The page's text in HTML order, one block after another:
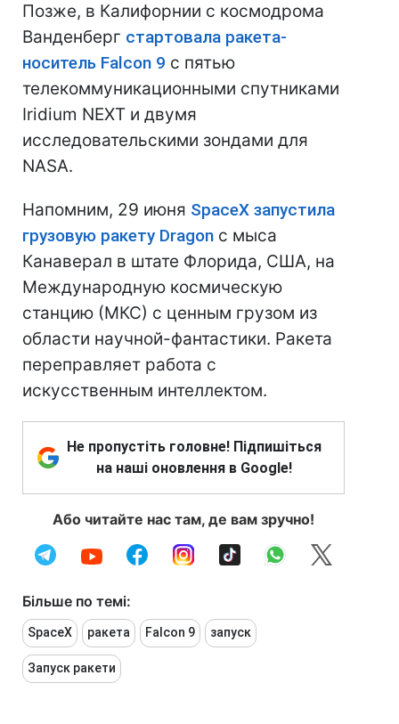
Позже, в Калифорнии с космодрома
Ванденберг стартовала ракета-
носитель Falcon 9 с пятью
телекоммуникационными спутниками
Iridium NEXT и двумя
исследовательскими зондами для
NASA.
Напомним, 29 июня SpaceX запустила
грузовую ракету Dragon с мыса
Канаверал в штате Флорида, США, на
Международную космическую
станцию (МКС) с ценным грузом из
области научной-фантастики. Ракета
переправляет работа с
искусственным интеллектом.
Не пропустіть головне! Підпишіться
на наші оновлення в Google!
Або читайте нас там, де вам зручно!
Більше по темі:
SpaceX ракета Falcon 9 запуск
Запуск ракети